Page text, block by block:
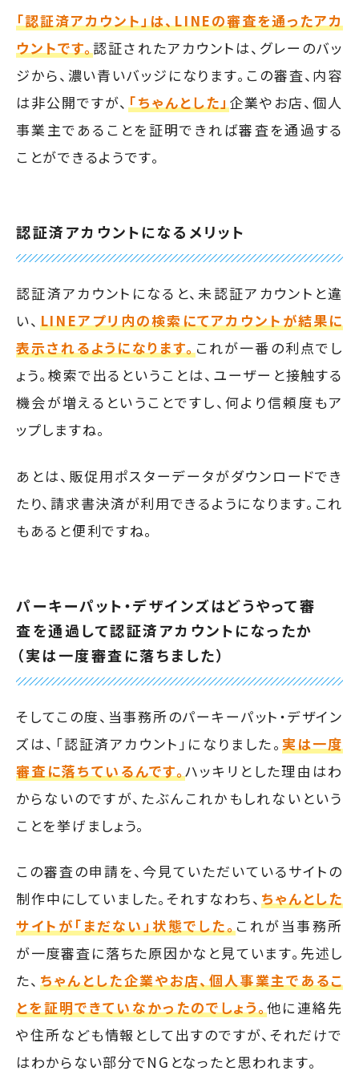
「認証済アカウント」は、LINEの審査を通ったアカ
ウントです。認証されたアカウントは、グレーのバッ
ジから、濃い青いバッジになります。この審査、内容
は非公開ですが、「ちゃんとした」企業やお店、個人
事業主であることを証明できれば審査を通過する
ことができるようです。
認証済アカウントになるメリット
認証済アカウントになると、未認証アカウントと違
い、 LINEアプリ内の検索にてアカウントが結果に
表示されるようになります。 これが一番の利点でし
ょう。検索で出るということは、ユーザーと接触する
機会が増えるということですし、何より信頼度もア
ップしますね。
あとは、販促用ポスターデータがダウンロードでき
たり、請求書決済が利用できるようになります。これ
もあると便利ですね。
パーキーパット・デザインズはどうやって審
査を通過して認証済アカウントになったか
（実は一度審査に落ちました）
そしてこの度、当事務所のパーキーパット・デザイン
ズは、「認証済アカウント」になりました。 実は一度
審査に落ちているんです。ハッキリとした理由はわ
からないのですが、たぶんこれかもしれないという
ことを挙げましょう。
この審査の申請を、今見ていただいているサイトの
制作中にしていました。それすなわち、ちゃんとした
サイトが「まだない」状態でした。これが当事務所
が一度審査に落ちた原因かなと見ています。先述し
た、 ちゃんとした企業やお店、個人事業主であるこ
とを証明できていなかったのでしょう。他に連絡先
や住所なども情報として出すのですが、それだけで
はわからない部分でNGとなったと思われます。